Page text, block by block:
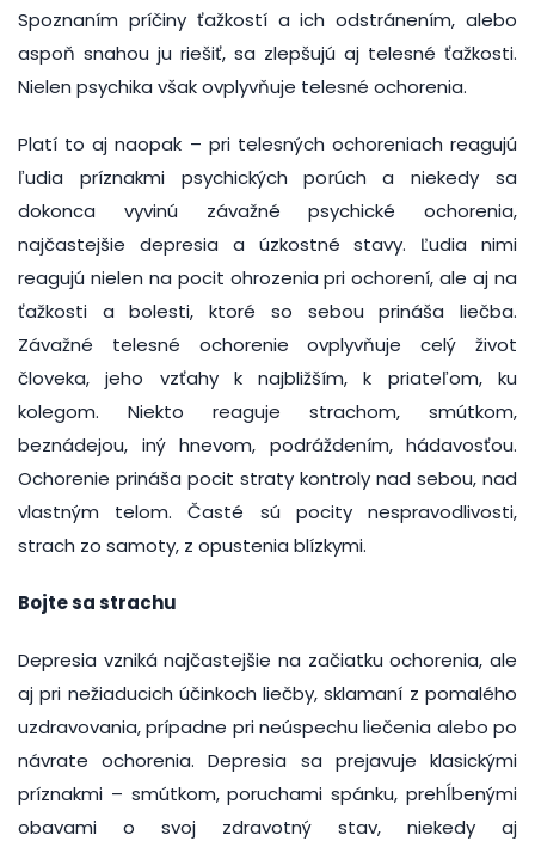
Spoznaním príčiny ťažkostí a ich odstránením, alebo
aspoň snahou ju riešiť, sa zlepšujú aj telesné ťažkosti.
Nielen psychika však ovplyvňuje telesné ochorenia.
Platí to aj naopak – pri telesných ochoreniach reagujú
ľudia príznakmi psychických porúch a niekedy sa
dokonca vyvinú závažné psychické ochorenia,
najčastejšie depresia a úzkostné stavy. Ľudia nimi
reagujú nielen na pocit ohrozenia pri ochorení, ale aj na
ťažkosti a bolesti, ktoré so sebou prináša liečba.
Závažné telesné ochorenie ovplyvňuje celý život
človeka, jeho vzťahy k najbližším, k priateľom, ku
kolegom. Niekto reaguje strachom, smútkom,
beznádejou, iný hnevom, podráždením, hádavosťou.
Ochorenie prináša pocit straty kontroly nad sebou, nad
vlastným telom. Časté sú pocity nespravodlivosti,
strach zo samoty, z opustenia blízkymi.
Bojte sa strachu
Depresia vzniká najčastejšie na začiatku ochorenia, ale
aj pri nežiaducich účinkoch liečby, sklamaní z pomalého
uzdravovania, prípadne pri neúspechu liečenia alebo po
návrate ochorenia. Depresia sa prejavuje klasickými
príznakmi – smútkom, poruchami spánku, prehĺbenými
obavami o svoj zdravotný stav, niekedy aj